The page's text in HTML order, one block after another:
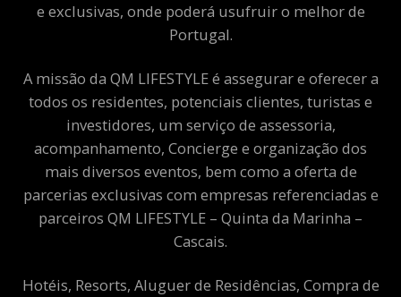
e exclusivas, onde poderá usufruir o melhor de
Portugal.
A missão da QM LIFESTYLE é assegurar e oferecer a
todos os residentes, potenciais clientes, turistas e
investidores, um serviço de assessoria,
acompanhamento, Concierge e organização dos
mais diversos eventos, bem como a oferta de
parcerias exclusivas com empresas referenciadas e
parceiros QM LIFESTYLE – Quinta da Marinha –
Cascais.
Hotéis, Resorts, Aluguer de Residências, Compra de